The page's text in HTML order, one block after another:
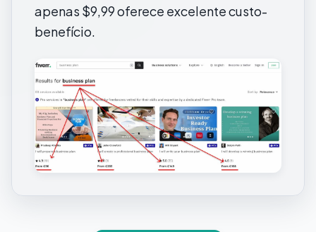
apenas $9,99 oferece excelente custo-
benefício.